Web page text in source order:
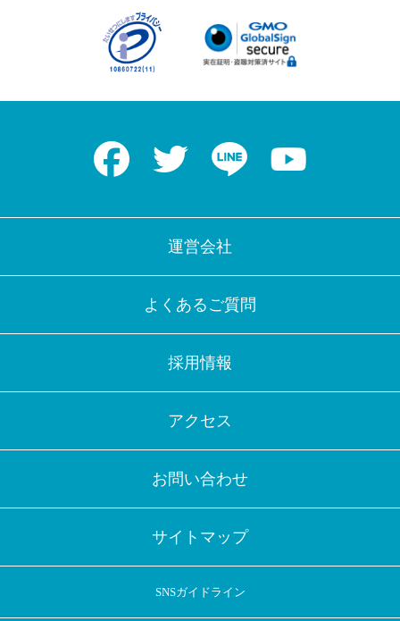
Facebook Twitter LINE
運営会社
よくあるご質問
採用情報
アクセス
お問い合わせ
サイトマップ
SNSガイドライン